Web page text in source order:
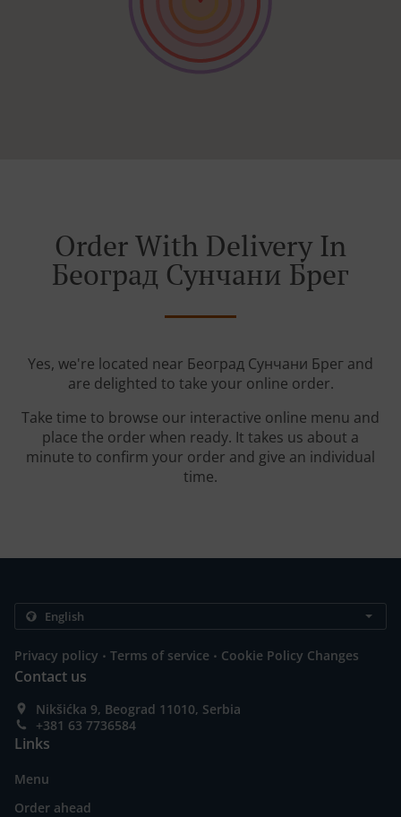
Order With Delivery In
Београд Сунчани Брег
Yes, we're located near Београд Сунчани Брег and
are delighted to take your online order.
Take time to browse our interactive online menu and
place the order when ready. It takes us about a
minute to confirm your order and give an individual
time.
Privacy policy . Terms of service . Cookie Policy Changes
Contact us
Nikšićka 9, Beograd 11010, Serbia
+381 63 7736584
Links
Menu
Order ahead